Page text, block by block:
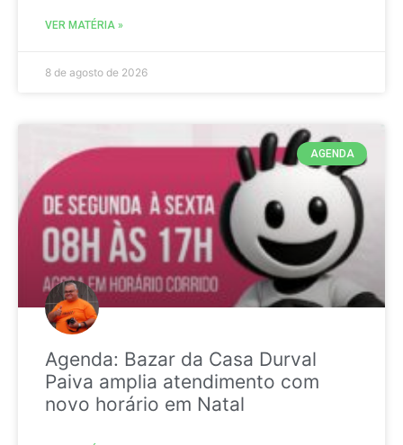
VER MATÉRIA »
8 de agosto de 2026
AGENDA
Agenda: Bazar da Casa Durval
Paiva amplia atendimento com
novo horário em Natal